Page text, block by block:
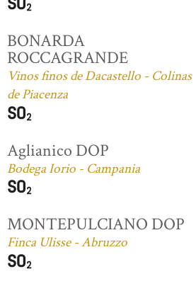
BONARDA
ROCCAGRANDE
Vinos finos de Dacastello - Colinas
de Piacenza
Aglianico DOP
Bodega Iorio - Campania
MONTEPULCIANO DOP
Finca Ulisse - Abruzzo